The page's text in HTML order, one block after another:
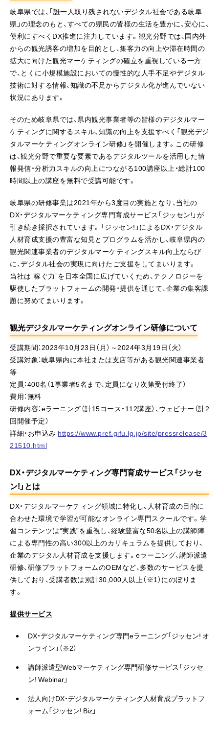
岐阜県では、「誰一人取り残されないデジタル社会である岐阜
県」の理念のもと、すべての県民の皆様の生活を豊かに、安心に、
便利にすべくDX推進に注力しています。観光分野では、国内外
からの観光誘客の増加を目的とし、集客力の向上や滞在時間の
拡大に向けた観光マーケティングの確立を重視している一方
で、とくに小規模施設においての慢性的な人手不足やデジタル
技術に対する情報、知識の不足からデジタル化が進んでいない
状況にあります。
そのため岐阜県では、県内観光事業者等の皆様のデジタルマー
ケティングに関するスキル、知識の向上を支援すべく「観光デジ
タルマーケティングオンライン研修」を開催します。この研修
は、観光分野で重要な要素であるデジタルツールを活用した情
報発信・分析力スキルの向上につながる100講座以上・総計100
時間以上の講座を無料で受講可能です。
岐阜県の研修事業は2021年から3度目の実施となり、当社の
DX・デジタルマーケティング専門育成サービス「ジッセン!」が
引き続き採択されています。「ジッセン!」によるDX・デジタル
人材育成支援の豊富な知見とプログラムを活かし、岐阜県内の
観光関連事業者のデジタルマーケティングスキル向上ならび
に、デジタル社会の実現に向けたご支援をしてまいります。
当社は”稼ぐ力”を日本全国に広げていくため、テクノロジーを
駆使したプラットフォームの開発・提供を通じて、企業の集客課
題に努めてまいります。
観光デジタルマーケティングオンライン研修について
受講期間：2023年10月23日（月）～2024年3月19日（火）
受講対象：岐阜県内に本社または支店等がある観光関連事業者
等
定員：400名（1事業者5名まで、定員になり次第受付終了）
費用：無料
研修内容：eラーニング（計15コース・112講座）、ウェビナー（計2
回開催予定）
詳細・お申込み https://www.pref.gifu.lg.jp/site/pressrelease/3
21510.html
DX・デジタルマーケティング専門育成サービス「ジッセ
ン!」とは
DX・デジタルマーケティング領域に特化し、人材育成の目的に
合わせた環境で学習が可能なオンライン専門スクールです。学
習コンテンツは“実践”を重視し、経験豊富な50名以上の講師陣
による専門性の高い300以上のカリキュラムを提供しており、
企業のデジタル人材育成を支援します。eラーニング、講師派遣
研修、研修プラットフォームのOEMなど、多数のサービスを提
供しており、受講者数は累計30,000人以上（※1）にのぼりま
す。
提供サービス
DX・デジタルマーケティング専門eラーニング「ジッセン! オ
ンライン」（※2）
講師派遣型Webマーケティング専門研修サービス「ジッセ
ン! Webinar」
法人向けDX・デジタルマーケティング人材育成プラットフ
ォーム「ジッセン! Biz」